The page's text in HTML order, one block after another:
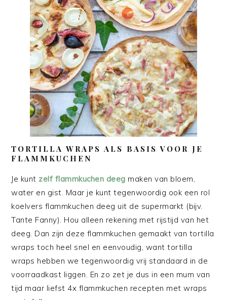
TORTILLA WRAPS ALS BASIS VOOR JE
FLAMMKUCHEN
Je kunt zelf flammkuchen deeg maken van bloem,
water en gist. Maar je kunt tegenwoordig ook een rol
koelvers flammkuchen deeg uit de supermarkt (bijv.
Tante Fanny). Hou alleen rekening met rijstijd van het
deeg. Dan zijn deze flammkuchen gemaakt van tortilla
wraps toch heel snel en eenvoudig, want tortilla
wraps hebben we tegenwoordig vrij standaard in de
voorraadkast liggen. En zo zet je dus in een mum van
tijd maar liefst 4x flammkuchen recepten met wraps